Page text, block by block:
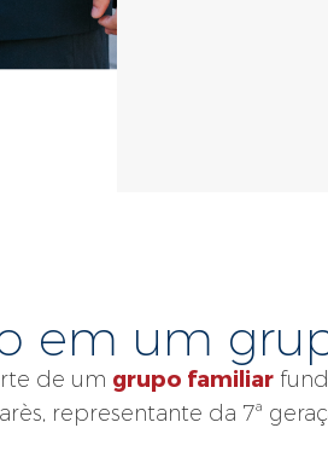
em um
de um grupo familiar
representante da 7ª